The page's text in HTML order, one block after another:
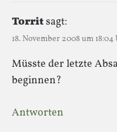
Torritsagt:
18. November 2008 um 18:04
Müsste der letzte
beginnen?
Antworten